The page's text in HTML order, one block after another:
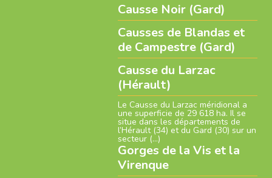
Causse Noir (Gard)
Causses de Blandas et
de Campestre (Gard)
Causse du Larzac
(Hérault)
Le Causse du Larzac méridional a
une superficie de 29 618 ha. Il se
situe dans les départements de
l’Hérault (34) et du Gard (30) sur un
secteur (…)
Gorges de la Vis et la
Virenque